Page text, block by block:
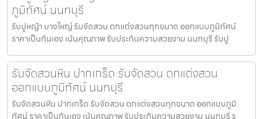
ภูมิทัศน์ นนทบุรี
รับปูหญ้า บางใหญ่ รับจัดสวน ตกแต่งสวนทุกขนาด ออกแบบภูมิทัศน์
ราคาเป็นกันเอง เน้นคุณภาพ รับประกันความสวยงาม นนทบุรี รับปู
รับจัดสวนหิน ปากเกร็ด รับจัดสวน ตกแต่งสวน
ออกแบบภูมิทัศน์ นนทบุรี
รับจัดสวนหิน ปากเกร็ด รับจัดสวน ตกแต่งสวนทุกขนาด ออกแบบภูมิ
ทัศน์ ราคาเป็นกันเอง เน้นคุณภาพ รับประกันความสวยงาม นนทบุรี ร